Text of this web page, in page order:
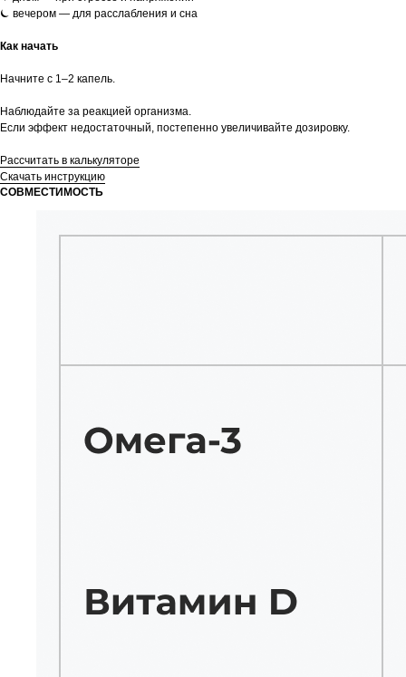
⏾ вечером — для расслабления и сна
Как начать
Начните с 1–2 капель.
Наблюдайте за реакцией организма.
Если эффект недостаточный, постепенно увеличивайте дозировку.
Рассчитать в калькуляторе
Скачать инструкцию
СОВМЕСТИМОСТЬ